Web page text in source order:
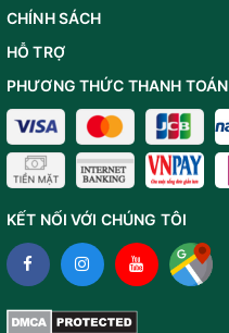
CHÍNH SÁCH
HỖ TRỢ
PHƯƠNG THỨC THANH TOÁN
KẾT NỐI VỚI CHÚNG TÔI